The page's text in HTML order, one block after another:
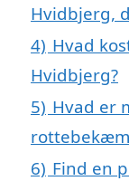
Hvidbjerg,
4) Hvad
Hvidbjerg?
5) Hvad er
6) Find en